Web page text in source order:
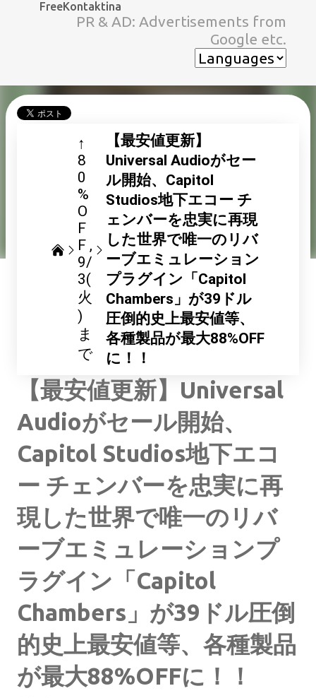
スキップしてメイン コンテンツに移動
FreeKontaktina
PR & AD: Advertisements from
Google etc.
↑
8
0
%
O
F
F
9/
3(
火
)
ま
で
【最安値更新】
Universal Audioがセー
ル開始、Capitol
Studios地下エコー チ
ェンバーを忠実に再現
した世界で唯一のリバ
ーブエミュレーション
プラグイン「Capitol
Chambers」が39ドル
圧倒的史上最安値等、
各種製品が最大88%OFF
に！！
【最安値更新】Universal
Audioがセール開始、
Capitol Studios地下エコ
ー チェンバーを忠実に再
現した世界で唯一のリバ
ーブエミュレーションプ
ラグイン「Capitol
Chambers」が39ドル圧倒
的史上最安値等、各種製品
が最大88%OFFに！！